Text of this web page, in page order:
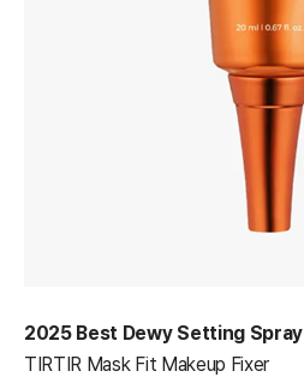
2025 Best Dewy Setting Spray
TIRTIR Mask Fit Makeup Fixer